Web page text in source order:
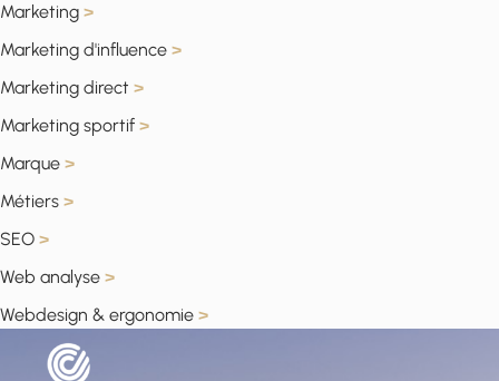
Marketing >
Marketing d'influence >
Marketing direct >
Marketing sportif >
Marque >
Métiers >
SEO >
Web analyse >
Webdesign & ergonomie >